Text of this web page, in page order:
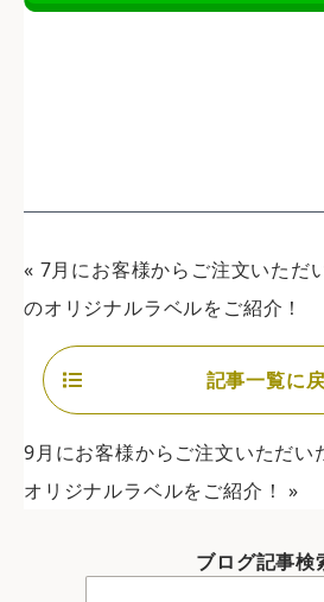
« 7月にお客様からご注文いただ
のオリジナルラベルをご紹介！
記事一覧に
9月にお客様からご注文いただい
オリジナルラベルをご紹介！»
ブログ記事検